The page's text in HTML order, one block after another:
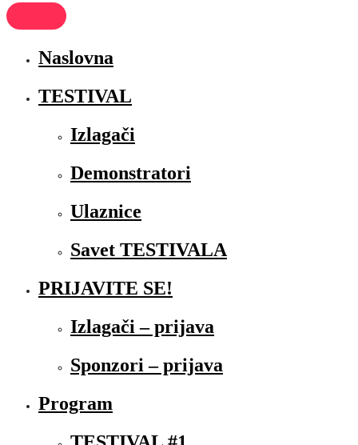
Naslovna
TESTIVAL
Izlagači
Demonstratori
Ulaznice
Savet TESTIVALA
PRIJAVITE SE!
Izlagači – prijava
Sponzori – prijava
Program